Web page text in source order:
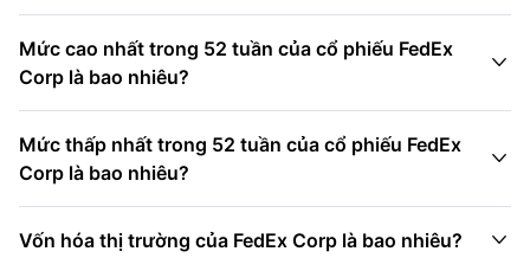
Mức cao nhất trong 52 tuần của cổ phiếu FedEx
Corp là bao nhiêu?

Mức thấp nhất trong 52 tuần của cổ phiếu FedEx
Corp là bao nhiêu?

Vốn hóa thị trường của FedEx Corp là bao nhiêu? 